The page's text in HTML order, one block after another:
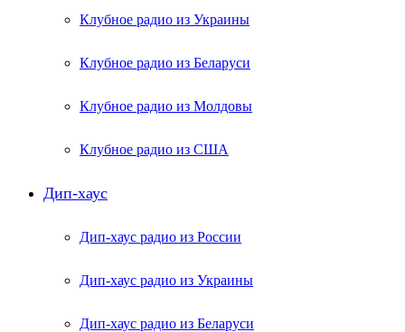
Клубное радио из Украины
Клубное радио из Беларуси
Клубное радио из Молдовы
Клубное радио из США
Дип-хаус
Дип-хаус радио из России
Дип-хаус радио из Украины
Дип-хаус радио из Беларуси